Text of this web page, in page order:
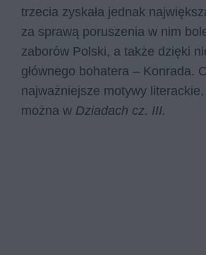
trzecia zyskała jednak
za sprawą poruszenia w nim
zaborów Polski, a także dzięki
głównego bohatera – Konrada.
najważniejsze motywy
można w Dziadach cz. III.